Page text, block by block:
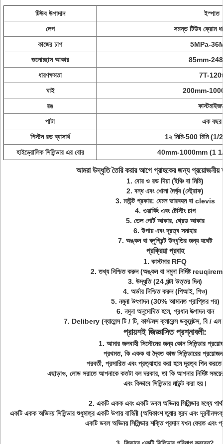
টিউব উপাদান
ইস্পাত
লেপ
সমস্ত টিউব ক্রোম
কাজের চাপ
5MPa-
জলোচ্ছাস আকার
85mm-
ধারণক্ষমতা
7T-
ঘাই
200mm-
রঙ
পাটা
এক বছর
পিস্টন রড ব্যাসার্ধ
1২ মিমি-500 মিমি (1/
হাইড্রোলিক সিলিন্ডার এর বোর
40mm-1000mm (1 1/2
আমরা উদ্ধৃতি তৈরি করার আগে গ্রাহকের জন্য প্রয়োজনীয়
1. বোর ও রড দিয়া (ইঞ্চি বা মিমি)
2. বন্ধ এবং খোলা দৈর্ঘ্য (স্ট্রোক)
3. মাউন্ট প্রকার: যেমন ভারবহন বা clevis
4. ওয়ার্কিং এবং টেস্টিং চাপ
5. তেল পোর্ট আকার, থ্রেড আকার
6. উপায় এবং দূরত্ব সমাহার
7. অঙ্কন বা ব্লুগ্রিন্ট উদ্ধৃতির জন্য যথেষ্ট
প্রক্রিয়া প্রবাহ
1. কাস্টমার RFQ
2. তথ্য নিশ্চিত করুন (অঙ্কন বা নমুনা নির্দিষ্ট
3. উদ্ধৃতি (24 ঘন্টা উত্তর দিন)
4. অর্ডার নিশ্চিত করুন (পিআই, পিও)
5. নমুনা উৎপাদন (30% আমানত প্রাপ্তির পর)
6. নমুনা অনুমোদিত হলে, প্রধান উত্পাদন যান
7. Delibery (ব্যালেন্স টি / টি, কাস্টমস ক্লারেন্স ডকুমেন্টস, বি /
প্রায়শই জিজ্ঞাসিত প্রশ্নাবলী:
1. আমার জলবাহী সিস্টেমের জন্য কোন সিলিন্ডার
প্রথমত, কি একক বা দ্বৈত কাজ সিলিন্ডারের
পরবর্তী, প্রসারিত এবং প্রত্যাহার করা হলে দূরত্ব পিন
এছাড়াও, লোড সরাতে আপনাকে কতটা বল দরকার, তা কি আপনার নির্দিষ্ট
এবং কিভাবে সিলিন্ডার মাউন্ট করা হয়।
2. একটি একক এবং একটি ডবল অভিনয় সিলিন্ডার মধ্যে
একটি একক অভিনয় সিলিন্ডার শুধুমাত্র একটি উপায় বাহিনী (অধিকাংশ তুষার হ্রদ এবং
একটি ডবল অভিনয় সিলিন্ডার শক্তি প্রদান যখন ফেরত এবং